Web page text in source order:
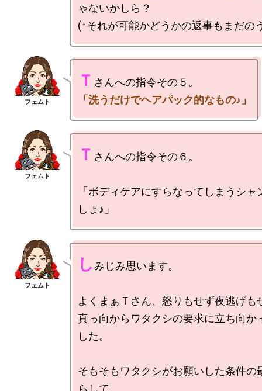
ゃないかしら？
Ｔ
「洗うだけでヘアパック的なもの♪」
Ｔ さんへの指令その６。
「ボディケアにすらなってしまうシャ
しみじみ思います。
よくまぁＴさん、怒りもせず夜逃げも
真っ向からワタクシの要求に立ち向か
した。
そもそもワタクシがお願いした条件の